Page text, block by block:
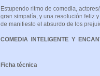
Estupendo ritmo de comedia,
gran simpatía, y una resolución feliz
de manifiesto el absurdo de los
COMEDIA INTELIGENTE Y
Ficha técnica